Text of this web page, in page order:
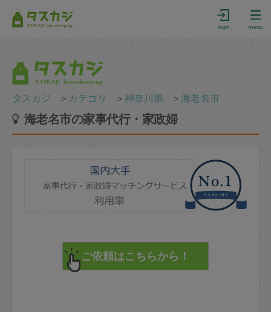
login menu
タスカジ ＞ カテゴリ ＞神奈川県 ＞海老名市
海老名市の家事代行・家政婦